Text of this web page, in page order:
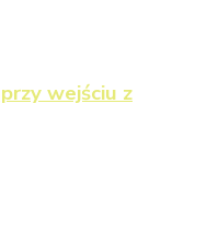
wejściu z